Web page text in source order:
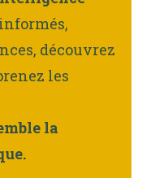
découvrez
les
la